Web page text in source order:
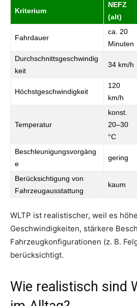
Kriterium
NEFZ
(alt)
Fahrdauer
ca. 20
Minuten
Durchschnittsgeschwindig
keit
34 km/h
Höchstgeschwindigkeit
120
km/h
Temperatur
konst.
20–30
°C
Beschleunigungsvorgäng
e
gering
Berücksichtigung von
Fahrzeugausstattung
kaum
WLTP ist realistischer, weil es
Geschwindigkeiten, stärkere
Fahrzeugkonfigurationen (z. B.
berücksichtigt.
Wie realistisch sind